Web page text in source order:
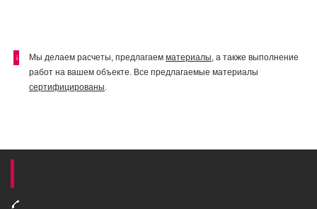
i Мы делаем расчеты, предлагаем материалы, а также выполнение
работ на вашем объекте. Все предлагаемые материалы
сертифицированы.